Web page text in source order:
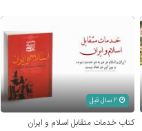
2 سال قبل
کتاب خدمات متقابل اسلام و ایران